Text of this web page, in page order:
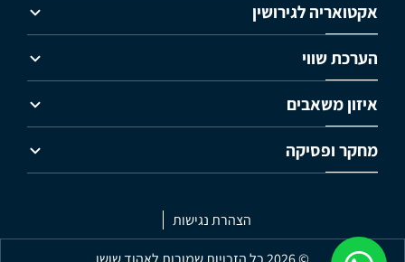
אקטואריה לגירושין
הערכת שווי
איזון משאבים
מחקר ופסיקה
הצהרת נגישות